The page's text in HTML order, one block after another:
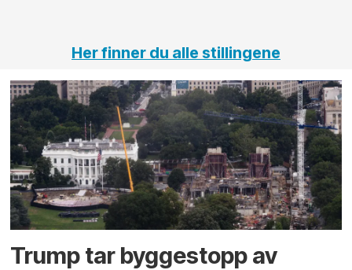
Her finner du alle stillingene
Trump tar byggestopp av